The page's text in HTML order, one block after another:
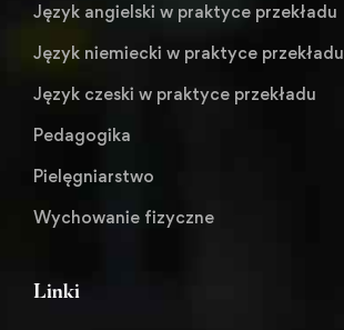
Język angielski w praktyce przekładu
Język niemiecki w praktyce przekładu
Język czeski w praktyce przekładu
Pedagogika
Pielęgniarstwo
Wychowanie fizyczne
Linki